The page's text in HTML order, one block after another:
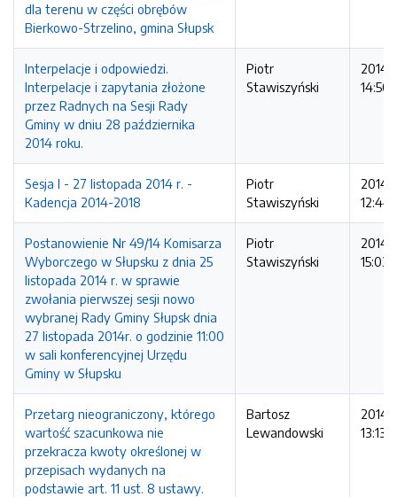
dla terenu w części obrębów
Bierkowo-Strzelino, gmina Słupsk
Interpelacje i odpowiedzi.
Interpelacje i zapytania złożone
przez Radnych na Sesji Rady
Gminy w dniu 28 października
2014 roku.
Piotr
Stawiszyński
2014-
Sesja I - 27 listopada 2014 r. -
Kadencja 2014-2018
Piotr
Stawiszyński
2014-
Postanowienie Nr 49/14 Komisarza
Wyborczego w Słupsku z dnia 25
listopada 2014 r. w sprawie
zwołania pierwszej sesji nowo
wybranej Rady Gminy Słupsk dnia
27 listopada 2014r. o godzinie 11:00
w sali konferencyjnej Urzędu
Gminy w Słupsku
Piotr
Stawiszyński
2014-
Przetarg nieograniczony, którego
wartość szacunkowa nie
przekracza kwoty określonej w
przepisach wydanych na
podstawie art. 11 ust. 8 ustawy.
Bartosz
Lewandowski
2014-